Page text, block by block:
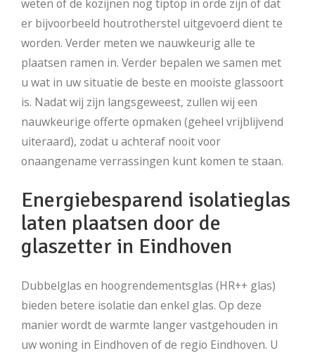
weten of de kozijnen nog tiptop in orde zijn of dat
er bijvoorbeeld houtrotherstel uitgevoerd dient te
worden. Verder meten we nauwkeurig alle te
plaatsen ramen in. Verder bepalen we samen met
u wat in uw situatie de beste en mooiste glassoort
is. Nadat wij zijn langsgeweest, zullen wij een
nauwkeurige offerte opmaken (geheel vrijblijvend
uiteraard), zodat u achteraf nooit voor
onaangename verrassingen kunt komen te staan.
Energiebesparend isolatieglas
laten plaatsen door de
glaszetter in Eindhoven
Dubbelglas en hoogrendementsglas (HR++ glas)
bieden betere isolatie dan enkel glas. Op deze
manier wordt de warmte langer vastgehouden in
uw woning in Eindhoven of de regio Eindhoven. U